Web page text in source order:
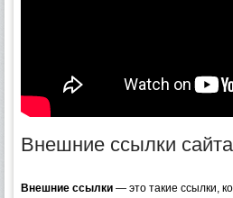
Внешние ссылки сайта
Внешние ссылки — это такие ссылки,